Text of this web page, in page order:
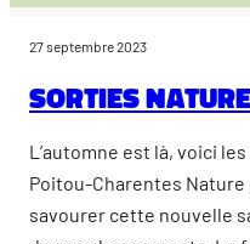
27 septembre 2023
Sorties
L’automne est là, voici
Poitou-Charentes
savourer cette nouvelle